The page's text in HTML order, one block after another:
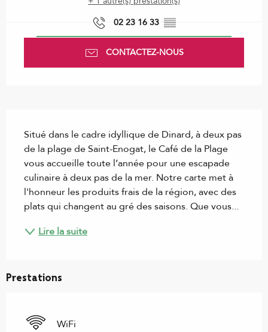
02 23 16 33 ▒▒
CONTACTEZ-NOUS
Situé dans le cadre idyllique de Dinard, à deux pas
de la plage de Saint-Enogat, le Café de la Plage
vous accueille toute l’année pour une escapade
culinaire à deux pas de la mer. Notre carte met à
l'honneur les produits frais de la région, avec des
plats qui changent au gré des saisons. Que vous...
Lire la suite
Prestations
WiFi